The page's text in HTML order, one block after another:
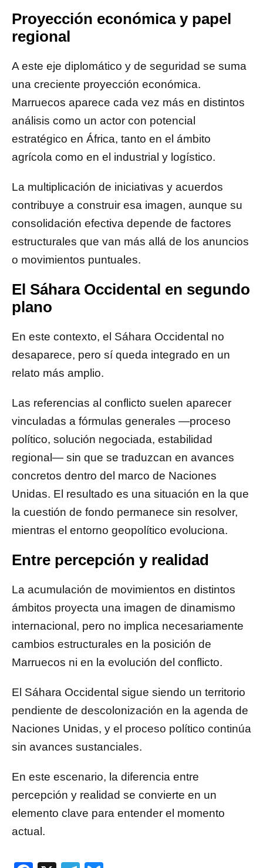
Proyección económica y papel
regional
A este eje diplomático y de seguridad se suma
una creciente proyección económica.
Marruecos aparece cada vez más en distintos
análisis como un actor con potencial
estratégico en África, tanto en el ámbito
agrícola como en el industrial y logístico.
La multiplicación de iniciativas y acuerdos
contribuye a construir esa imagen, aunque su
consolidación efectiva depende de factores
estructurales que van más allá de los anuncios
o movimientos puntuales.
El Sáhara Occidental en segundo
plano
En este contexto, el Sáhara Occidental no
desaparece, pero sí queda integrado en un
relato más amplio.
Las referencias al conflicto suelen aparecer
vinculadas a fórmulas generales —proceso
político, solución negociada, estabilidad
regional— sin que se traduzcan en avances
concretos dentro del marco de Naciones
Unidas. El resultado es una situación en la que
la cuestión de fondo permanece sin resolver,
mientras el entorno geopolítico evoluciona.
Entre percepción y realidad
La acumulación de movimientos en distintos
ámbitos proyecta una imagen de dinamismo
internacional, pero no implica necesariamente
cambios estructurales en la posición de
Marruecos ni en la evolución del conflicto.
El Sáhara Occidental sigue siendo un territorio
pendiente de descolonización en la agenda de
Naciones Unidas, y el proceso político continúa
sin avances sustanciales.
En este escenario, la diferencia entre
percepción y realidad se convierte en un
elemento clave para entender el momento
actual.